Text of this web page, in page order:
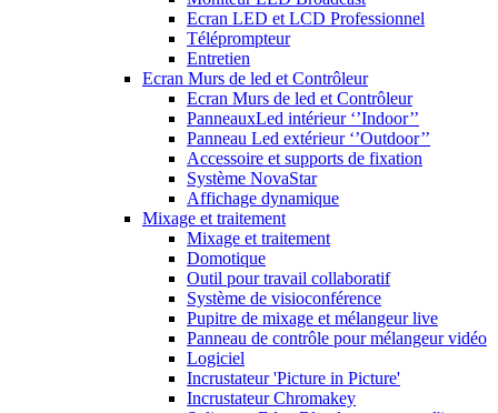
Ecran LED et LCD Professionnel
Téléprompteur
Entretien
Ecran Murs de led et Contrôleur
Ecran Murs de led et Contrôleur
PanneauxLed intérieur ‘’Indoor’’
Panneau Led extérieur ‘’Outdoor’’
Accessoire et supports de fixation
Système NovaStar
Affichage dynamique
Mixage et traitement
Mixage et traitement
Domotique
Outil pour travail collaboratif
Système de visioconférence
Pupitre de mixage et mélangeur live
Panneau de contrôle pour mélangeur vidéo
Logiciel
Incrustateur 'Picture in Picture'
Incrustateur Chromakey